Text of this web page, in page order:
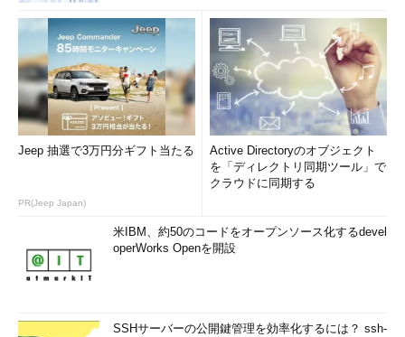
Jeep 抽選で3万円分ギフト当たる
PR(Jeep Japan)
Active Directoryのオブジェクト
を「ディレクトリ同期ツール」で
クラウドに同期する
米IBM、約50のコードをオープンソース化するdevel
operWorks Openを開設
SSHサーバーの公開鍵管理を効率化するには？ ssh-